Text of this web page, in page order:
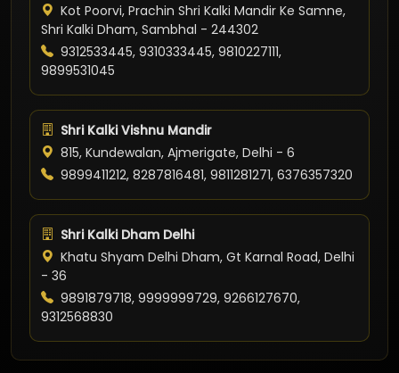
Kot Poorvi, Prachin Shri Kalki Mandir Ke Samne,
Shri Kalki Dham, Sambhal - 244302
9312533445, 9310333445, 9810227111,
9899531045
Shri Kalki Vishnu Mandir
815, Kundewalan, Ajmerigate, Delhi - 6
9899411212, 8287816481, 9811281271, 6376357320
Shri Kalki Dham Delhi
Khatu Shyam Delhi Dham, Gt Karnal Road, Delhi
- 36
9891879718, 9999999729, 9266127670,
9312568830